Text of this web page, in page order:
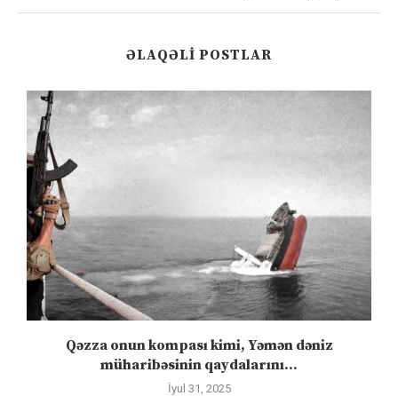
ƏLAQƏLI POSTLAR
Qəzza onun kompası kimi, Yəmən dəniz
müharibəsinin qaydalarını...
İyul 31, 2025